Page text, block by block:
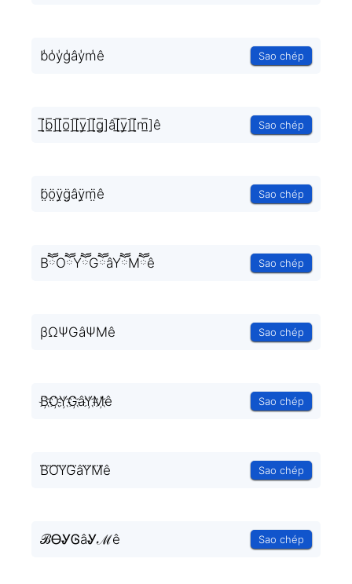
b̾o̾y̾g̾ây̾m̾ê Sao chép
[̲̅b̲̅][̲̅o̲̅][̲̅y̲̅][̲̅g̲̅]â[̲̅y̲̅][̲̅m̲̅]ê Sao chép
b̤̈ö̤ÿ̤g̤̈âÿ̤m̤̈ê Sao chép
BཽOཽYཽGཽâYཽMཽê Sao chép
βΩΨGâΨMê Sao chép
B҉O҉Y҉G҉âY҉M҉ê Sao chép
B⃜O⃜Y⃜G⃜âY⃜M⃜ê Sao chép
ℬᎾᎽᎶâᎽℳê Sao chép